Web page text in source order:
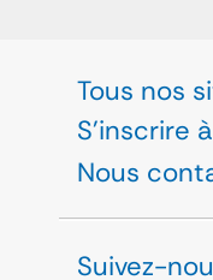
Tous nos
S'inscrire
Nous
Suivez-